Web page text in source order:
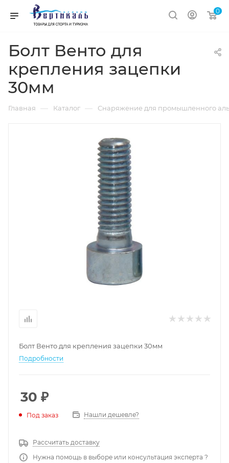
0
Болт Венто для
крепления зацепки
30мм
Главная — Каталог — Снаряжение для промышленного
Болт Венто для крепления зацепки 30мм
Подробности
30 ₽
Под заказ Нашли дешевле?
Рассчитать доставку
Нужна помощь в выборе или консультация эксперта ?